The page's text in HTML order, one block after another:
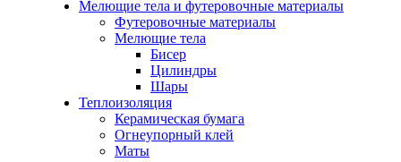
Мелющие тела и футеровочные материалы
Футеровочные материалы
Мелющие тела
Бисер
Цилиндры
Шары
Теплоизоляция
Керамическая бумага
Огнеупорный клей
Маты